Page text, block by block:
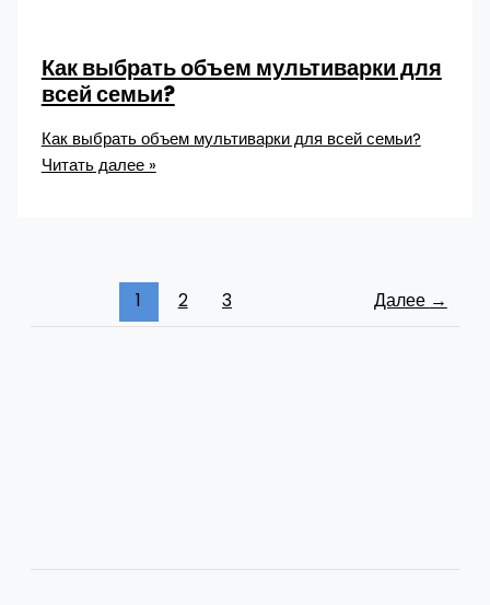
Как выбрать объем мультиварки для
всей семьи?
Как выбрать объем мультиварки для всей семьи?
Читать далее »
1 2 3 Далее →